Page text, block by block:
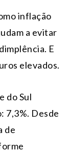
inflação
a evitar
E
elevados.
do Sul
7,3%. Desde
de